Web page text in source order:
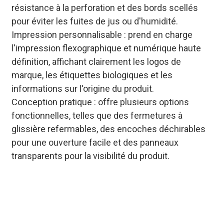
résistance à la perforation et des bords scellés
pour éviter les fuites de jus ou d'humidité.
Impression personnalisable : prend en charge
l'impression flexographique et numérique haute
définition, affichant clairement les logos de
marque, les étiquettes biologiques et les
informations sur l'origine du produit.
Conception pratique : offre plusieurs options
fonctionnelles, telles que des fermetures à
glissière refermables, des encoches déchirables
pour une ouverture facile et des panneaux
transparents pour la visibilité du produit.